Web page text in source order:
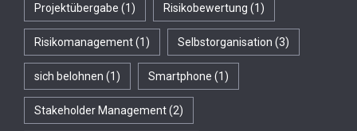
Projektübergabe (1) Risikobewertung (1)
Risikomanagement(1) Selbstorganisation (3)
sich belohnen (1) Smartphone (1)
Stakeholder Management(2)